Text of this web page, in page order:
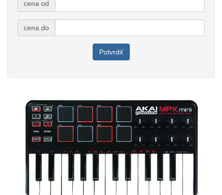
cena od
cena do
Potvrdiť